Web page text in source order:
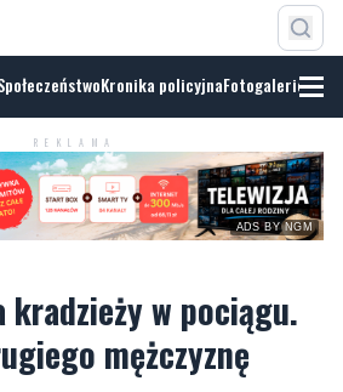
Kronika policyjnaFotogalerie
REKLAMA
ADS BY NGM
kradzieży w pociągu.
mężczyznę